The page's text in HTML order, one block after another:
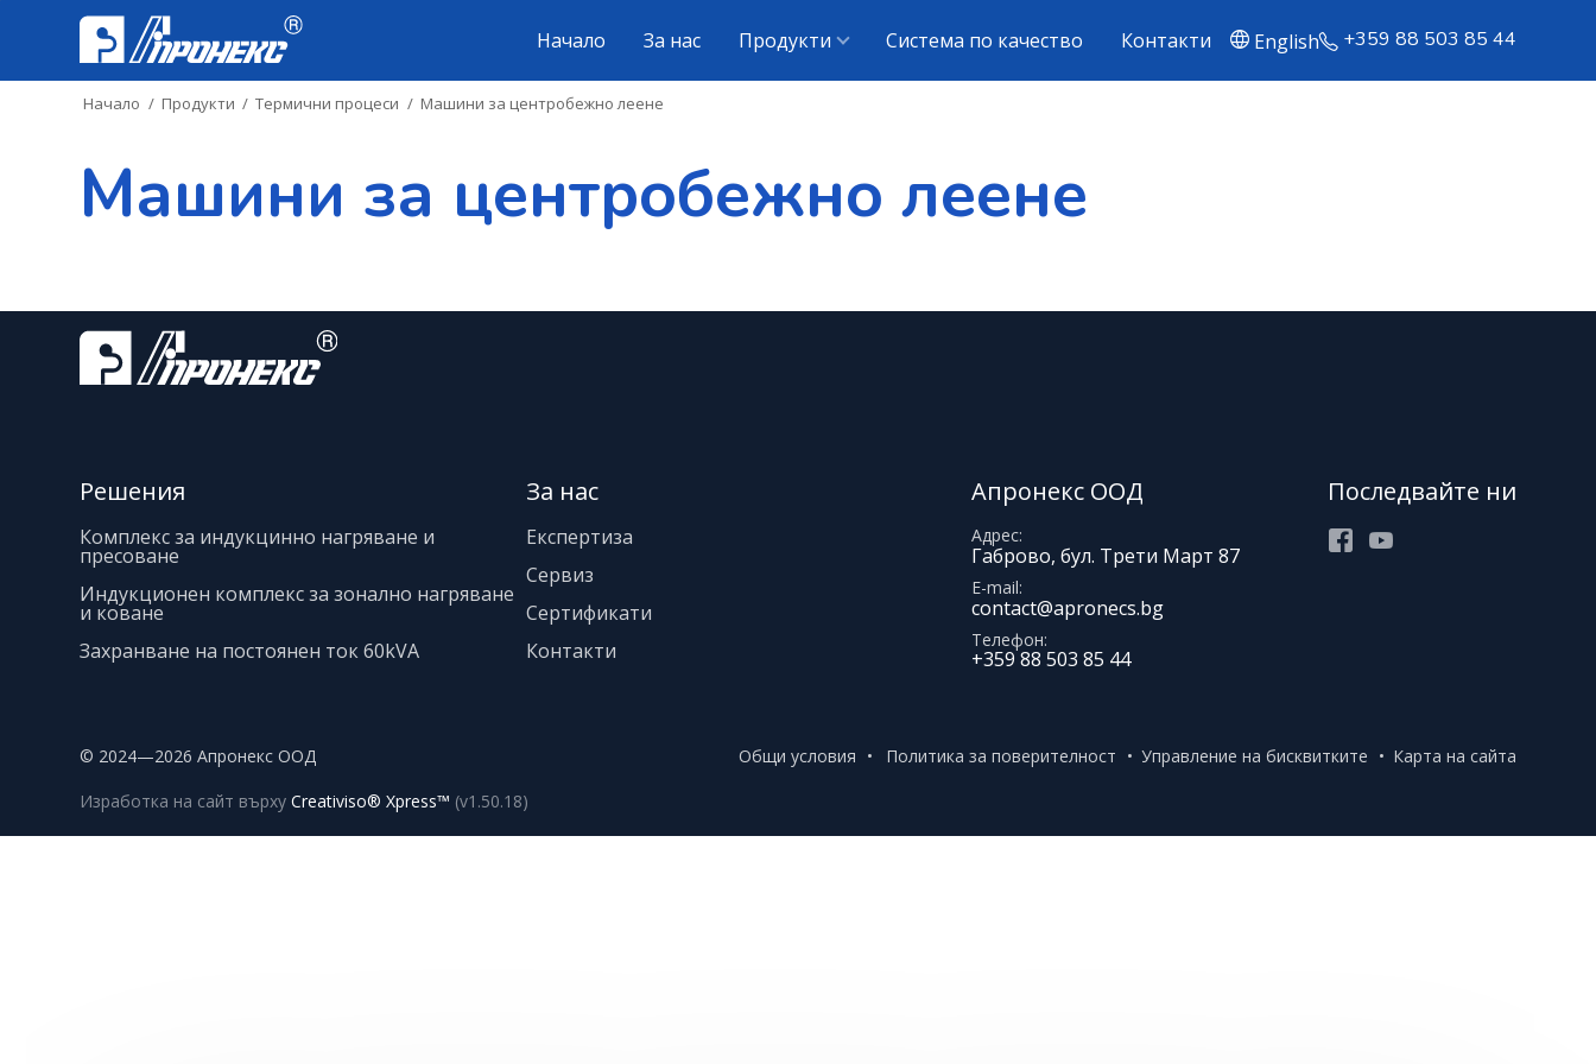
Начало За нас Продукти Система по качество Контакти English +359 88 503 85 44
Начало / Продукти / Термични процеси / Машини за центробежно леене
Машини за центробежно леене
Решения
Комплекс за индукцинно нагряване и
пресоване
Индукционен комплекс за зонално нагряване
и коване
Захранване на постоянен ток 60kVA
За нас
Експертиза
Сервиз
Сертификати
Контакти
Апронекс ООД
Адрес
Габрово, бул. Трети Март 87
E-mail
contact@apronecs.bg
Телефон
+359 88 503 85 44
Последвайте ни
Facebook
© 2024—2026 Апронекс ООД Общи условия Политика за поверителност Управление на бисквитките
Карта на сайта
Изработка на сайт върху Creativiso® Xpress™ (v1.50.18)